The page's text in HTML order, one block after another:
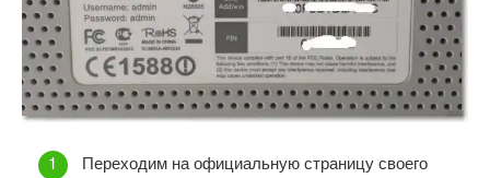
Переходим на официальную страницу своего